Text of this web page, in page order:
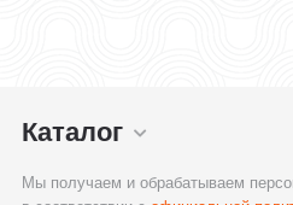
Каталог
Мы получаем и обрабатываем